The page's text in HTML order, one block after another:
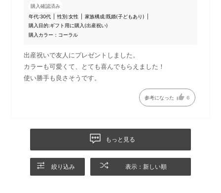
購入確認済み
年代:30代 性別:女性 家族構成:既婚(子どもあり)
購入目的:ギフト用に購入(出産祝い)
購入カラー：コーラル
出産祝いで友人にプレゼントしました。
カラーも可愛くて、とても喜んでもらえました！
使い勝手も良さそうです。
参考になった 6
もっと見る
絞り込み 表示：新しい順